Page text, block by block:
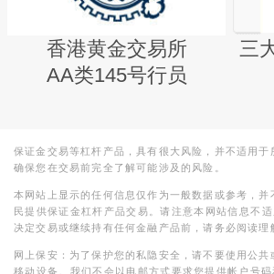
香港黄金交易所
AA类145号行员
三
保证金交易等杠杆产品，具有很大风险，并不适用
确保您在交易前完全了解可能涉及的风险。
本网站上显示的任何信息仅作为一般数据或参考，
民提供保证金杠杆产品交易。请注意本网站信息不
决定交易或继续持有任何金融产品前，请务必阅读
网上保安：为了保护您的私隐安全，请不要使用公
移动设备。我们不会以电邮方式要求您提供帐户